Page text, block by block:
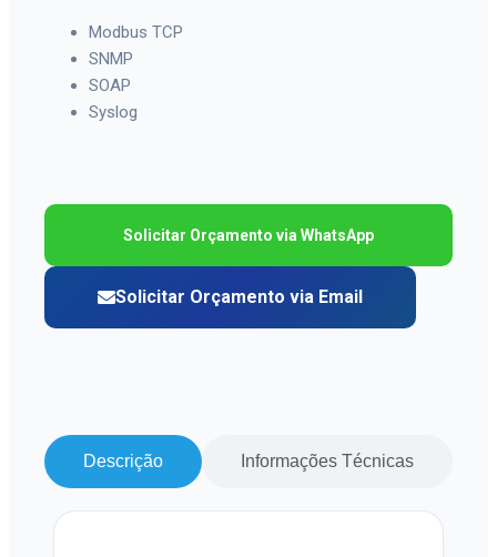
Modbus TCP
SNMP
SOAP
Syslog
Solicitar Orçamento via WhatsApp
Solicitar Orçamento via Email
Descrição Informações Técnicas